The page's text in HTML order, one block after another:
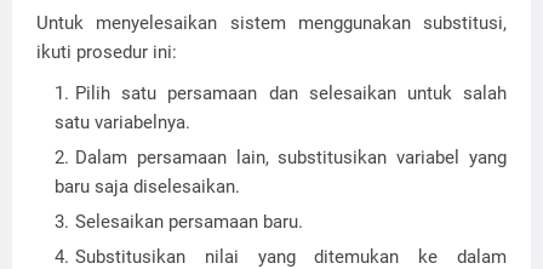
Untuk menyelesaikan sistem menggunakan substitusi,
ikuti prosedur ini:
Pilih satu persamaan dan selesaikan untuk salah
satu variabelnya.
Dalam persamaan lain, substitusikan variabel yang
baru saja diselesaikan.
Selesaikan persamaan baru.
Substitusikan nilai yang ditemukan ke dalam